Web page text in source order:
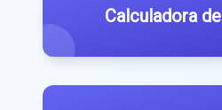
Calculadora